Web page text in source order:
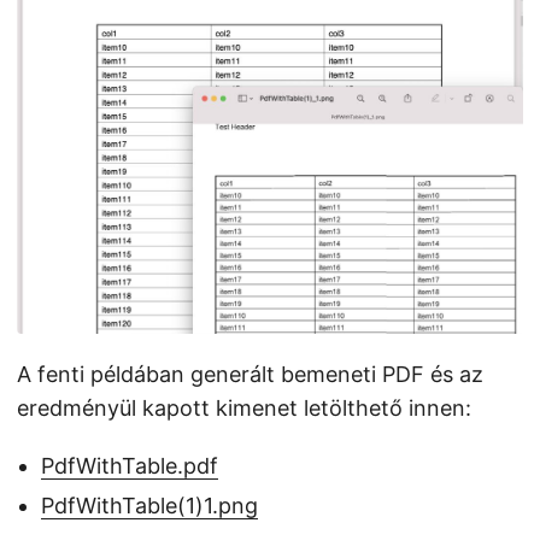
A fenti példában generált bemeneti PDF és az
eredményül kapott kimenet letölthető innen:
PdfWithTable.pdf
PdfWithTable(1)1.png